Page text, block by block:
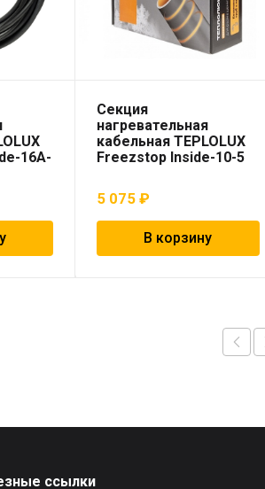
16A-
Секция
нагревательная
кабельная TEPLOLUX
Freezstop Inside-10-5
5 075₽
В корзину
ссылки